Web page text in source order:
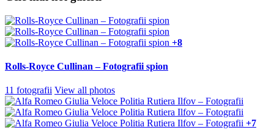
+8
Rolls-Royce Cullinan – Fotografii spion
11 fotografii View all photos
+7